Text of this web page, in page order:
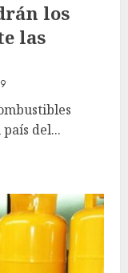
los
las
del...